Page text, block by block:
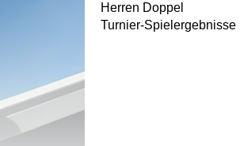
Herren Doppel
Turnier-Spielergebnisse